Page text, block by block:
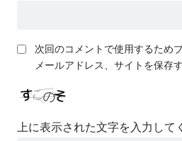
次回のコメントで使用するため
メールアドレス、サイトを保存す
上に表示された文字を入力して